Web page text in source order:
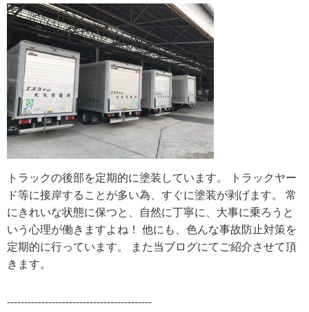
トラックの後部を定期的に塗装しています。 トラックヤー
ド等に接岸することが多い為、すぐに塗装が剥げます。 常
にきれいな状態に保つと、自然に丁寧に、大事に乗ろうと
いう心理が働きますよね！ 他にも、色んな事故防止対策を
定期的に行っています。 また当ブログにてご紹介させて頂
きます。
------------------------------------------